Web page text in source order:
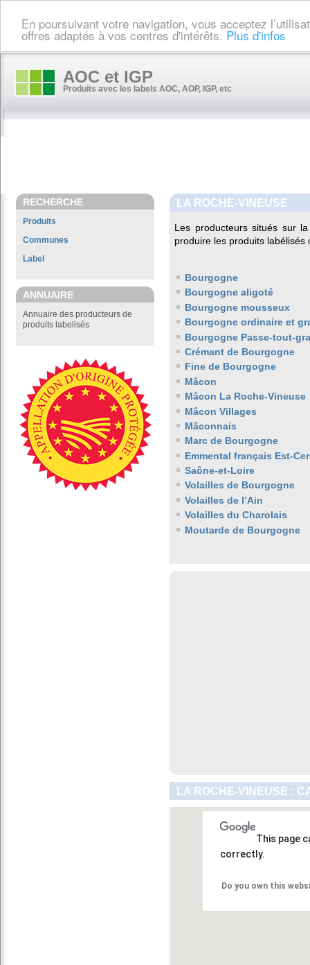
En poursuivant votre navigation, vous acceptez
offres adaptés à vos centres d'intérêts. Plus d'infos
AOC et IGP
Produits avec les labels AOC, AOP, IGP, etc
RECHERCHE
Produits
Communes
Label
ANNUAIRE
Annuaire des producteurs de
produits labelisés
LA ROCHE-VINEUSE
Les producteurs situés sur
produire les produits labélisés
Bourgogne
Bourgogne aligoté
Bourgogne mousseux
Bourgogne ordinaire et
Bourgogne Passe-tout-
Crémant de Bourgogne
Fine de Bourgogne
Mâcon
Mâcon La Roche-Vineuse
Mâcon Villages
Mâconnais
Marc de Bourgogne
Emmental français Est-
Saône-et-Loire
Volailles de Bourgogne
Volailles de l’Ain
Volailles du Charolais
Moutarde de Bourgogne
LA ROCHE-VINEUSE :
This page
correctly.
Do you own this